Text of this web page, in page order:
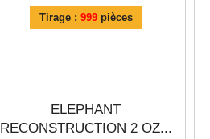
Tirage : 999pièces
ELEPHANT
RECONSTRUCTION 2 OZ...